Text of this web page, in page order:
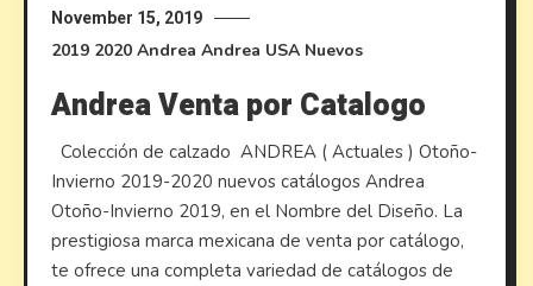
November 15, 2019
2019 2020 Andrea Andrea USA Nuevos
Andrea Venta por Catalogo
Colección de calzado ANDREA ( Actuales ) Otoño-
Invierno 2019-2020 nuevos catálogos Andrea
Otoño-Invierno 2019, en el Nombre del Diseño. La
prestigiosa marca mexicana de venta por catálogo,
te ofrece una completa variedad de catálogos de